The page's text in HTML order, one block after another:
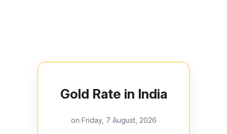
Gold Rate in India
on Friday, 7 August, 2026